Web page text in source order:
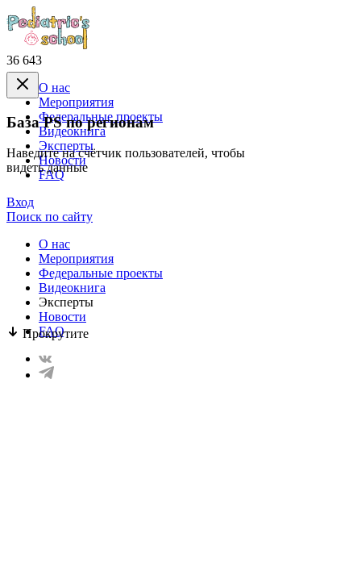
36 643
База PS по регионам
Наведите на счётчик пользователей, чтобы
видеть данные
Прокрутите
О нас
Mероприятия
Федеральные проекты
Видеокнига
Эксперты
Новости
FAQ
Вход
Поиск по сайту
О нас
Mероприятия
Федеральные проекты
Видеокнига
Эксперты
Новости
FAQ